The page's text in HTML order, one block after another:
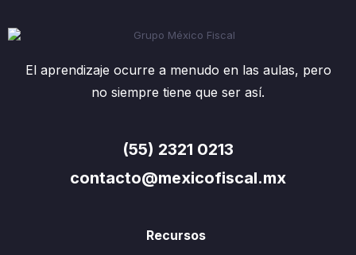
El aprendizaje ocurre a menudo en las aulas, pero
no siempre tiene que ser así.
(55) 2321 0213
contacto@mexicofiscal.mx
Recursos